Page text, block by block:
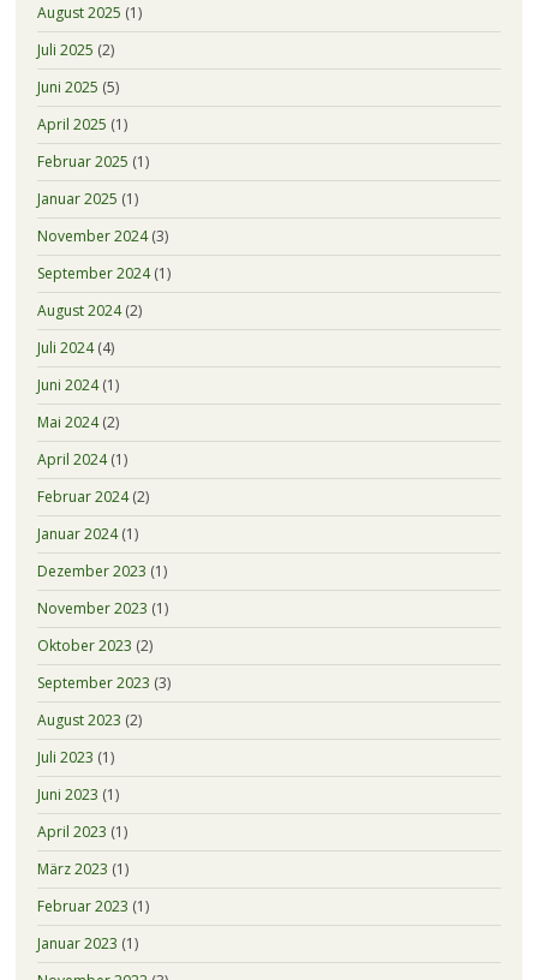
August 2025 (1)
Juli 2025 (2)
Juni 2025 (5)
April 2025 (1)
Februar 2025 (1)
Januar 2025 (1)
November 2024(3)
September 2024(1)
August 2024(2)
Juli 2024(4)
Juni 2024(1)
Mai 2024(2)
April 2024(1)
Februar 2024(2)
Januar 2024(1)
Dezember 2023 (1)
November 2023 (1)
Oktober 2023 (2)
September 2023 (3)
August 2023 (2)
Juli 2023 (1)
Juni 2023 (1)
April 2023 (1)
März 2023 (1)
Februar 2023 (1)
Januar 2023 (1)